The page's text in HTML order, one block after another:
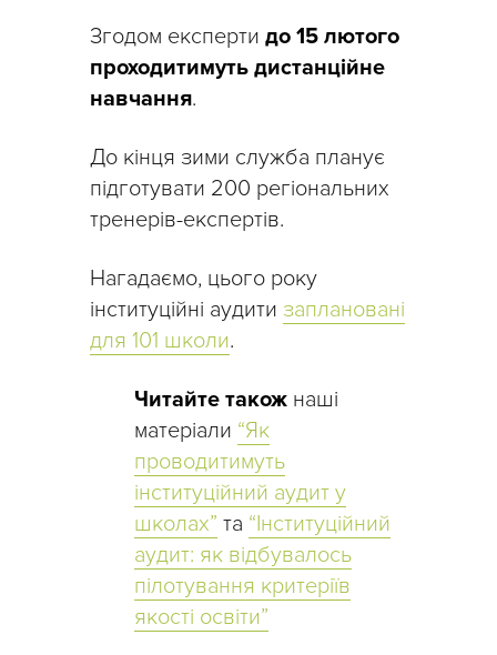
Згодом експерти до 15 лютого
проходитимуть дистанційне
навчання.
До кінця зими служба планує
підготувати 200 регіональних
тренерів-експертів.
Нагадаємо, цього року
інституційні аудити заплановані
для 101 школи.
Читайте також наші
матеріали “Як
проводитимуть
інституційний аудит у
школах” та “Інституційний
аудит: як відбувалось
пілотування критеріїв
якості освіти”